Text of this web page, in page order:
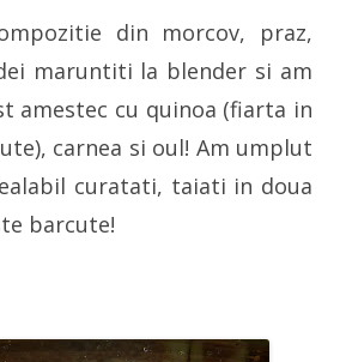
din morcov, praz,
maruntiti la blender si am
amestec cu quinoa (fiarta in
carnea si oul! Am umplut
curatati, taiati in doua
barcute!